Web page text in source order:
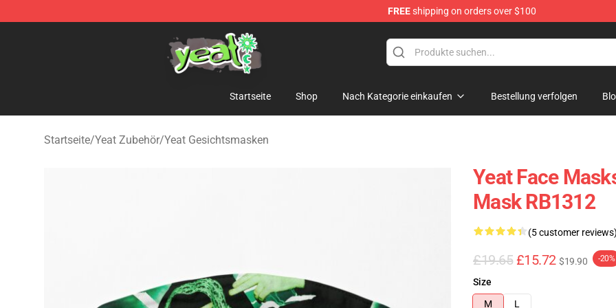
FREEshipping on orders over $100
Yeat Shop - Official Yeat Merchandise Store
Startseite Shop Nach Kategorie einkaufen Bestellung verfolgen
Startseite/Yeat Zubehör/Yeat Gesichtsmasken
Yeat Face
Mask RB1312
(5 customer
£19.65 £15.72 $19.90 -20%
Size
M
L